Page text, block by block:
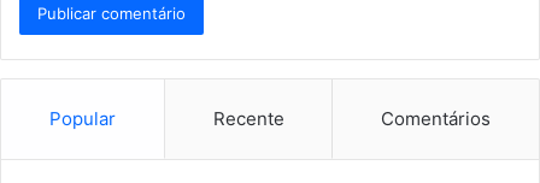
Popular Recente Comentários